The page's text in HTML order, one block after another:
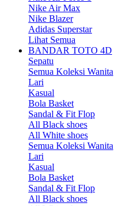
Nike Air Max
Nike Blazer
Adidas Superstar
Lihat Semua
BANDAR TOTO 4D
Sepatu
Semua Koleksi Wanita
Lari
Kasual
Bola Basket
Sandal & Fit Flop
All Black shoes
All White shoes
Semua Koleksi Wanita
Lari
Kasual
Bola Basket
Sandal & Fit Flop
All Black shoes